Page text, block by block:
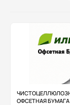
ОФСЕТНАЯ БУМАГА